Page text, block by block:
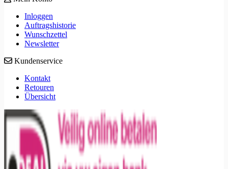
Inloggen
Auftragshistorie
Wunschzettel
Newsletter
Kundenservice
Kontakt
Retouren
Übersicht